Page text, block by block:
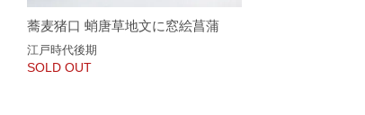
蕎麦猪口 蛸唐草地文に窓絵菖蒲
江戸時代後期
SOLD OUT